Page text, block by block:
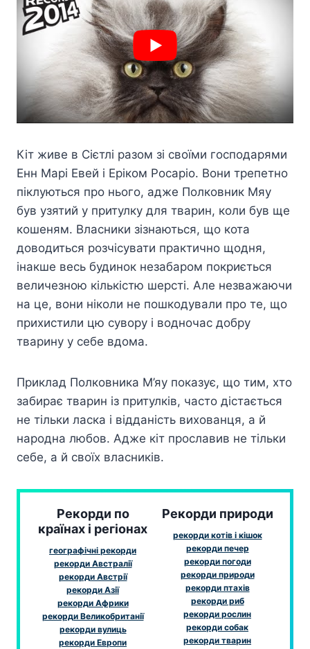
Кіт живе в Сієтлі разом зі своїми господарями
Енн Марі Евей і Еріком Росаріо. Вони трепетно
піклуються про нього, адже Полковник Мяу
був узятий у притулку для тварин, коли був ще
кошеням. Власники зізнаються, що кота
доводиться розчісувати практично щодня,
інакше весь будинок незабаром покриється
величезною кількістю шерсті. Але незважаючи
на це, вони ніколи не пошкодували про те, що
прихистили цю сувору і водночас добру
тварину у себе вдома.
Приклад Полковника М’яу показує, що тим, хто
забирає тварин із притулків, часто дістається
не тільки ласка і відданість вихованця, а й
народна любов. Адже кіт прославив не тільки
себе, а й своїх власників.
Рекорди по
країнах і регіонах
географічні рекорди
рекорди Австралії
рекорди Австрії
рекорди Азії
рекорди Африки
рекорди Великобританії
рекорди вулиць
рекорди Европи
Рекорди природи
рекорди котів і кішок
рекорди печер
рекорди погоди
рекорди природи
рекорди птахів
рекорди риб
рекорди рослин
рекорди собак
рекорди тварин